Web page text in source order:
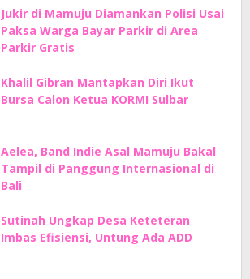
Jukir di Mamuju Diamankan Polisi Usai
Paksa Warga Bayar Parkir di Area
Parkir Gratis
Khalil Gibran Mantapkan Diri Ikut
Bursa Calon Ketua KORMI Sulbar
Aelea, Band Indie Asal Mamuju Bakal
Tampil di Panggung Internasional di
Bali
Sutinah Ungkap Desa Keteteran
Imbas Efisiensi, Untung Ada ADD